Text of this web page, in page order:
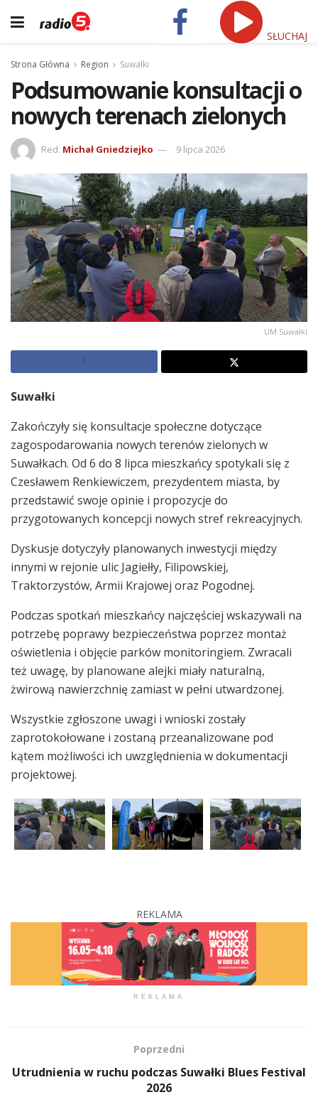
SŁUCHAJ
Strona Główna Region Suwałki
Podsumowanie konsultacji o
nowych terenach zielonych
Red. Michał Gniedziejko 9 lipca 2026
UM Suwałki
Suwałki
Zakończyły się konsultacje społeczne dotyczące
zagospodarowania nowych terenów zielonych w
Suwałkach. Od 6 do 8 lipca mieszkańcy spotykali się z
Czesławem Renkiewiczem, prezydentem miasta, by
przedstawić swoje opinie i propozycje do
przygotowanych koncepcji nowych stref rekreacyjnych.
Dyskusje dotyczyły planowanych inwestycji między
innymi w rejonie ulic Jagiełły, Filipowskiej,
Traktorzystów, Armii Krajowej oraz Pogodnej.
Podczas spotkań mieszkańcy najczęściej wskazywali na
potrzebę poprawy bezpieczeństwa poprzez montaż
oświetlenia i objęcie parków monitoringiem. Zwracali
też uwagę, by planowane alejki miały naturalną,
żwirową nawierzchnię zamiast w pełni utwardzonej.
Wszystkie zgłoszone uwagi i wnioski zostały
zaprotokołowane i zostaną przeanalizowane pod
kątem możliwości ich uwzględnienia w dokumentacji
projektowej.
REKLAMA
REKLAMA
Poprzedni
Utrudnienia w ruchu podczas Suwałki Blues Festival
2026